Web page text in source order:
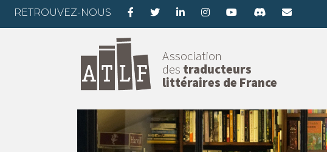
RETROUVEZ-NOUS
Association
des traducteurs
littéraires de France